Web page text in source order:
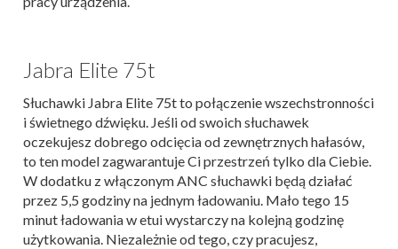
Jabra Elite 75t
Słuchawki Jabra Elite 75t to połączenie wszechstronności
i świetnego dźwięku. Jeśli od swoich słuchawek
oczekujesz dobrego odcięcia od zewnętrznych hałasów,
to ten model zagwarantuje Ci przestrzeń tylko dla Ciebie.
W dodatku z włączonym ANC słuchawki będą działać
przez 5,5 godziny na jednym ładowaniu. Mało tego 15
minut ładowania w etui wystarczy na kolejną godzinę
użytkowania. Niezależnie od tego, czy pracujesz,